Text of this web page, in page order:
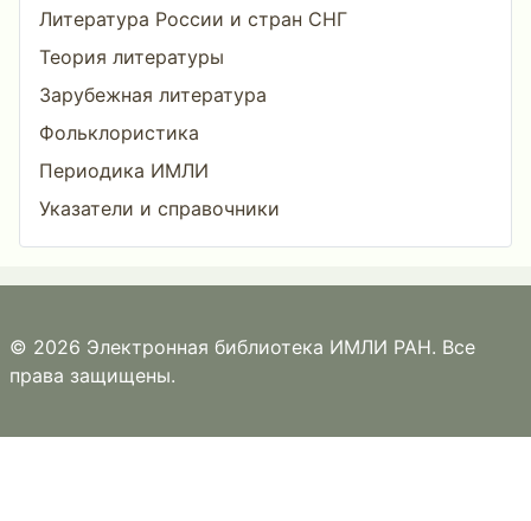
Литература России и стран СНГ
Теория литературы
Зарубежная литература
Фольклористика
Периодика ИМЛИ
Указатели и справочники
© 2026 Электронная библиотека ИМЛИ РАН. Все
права защищены.